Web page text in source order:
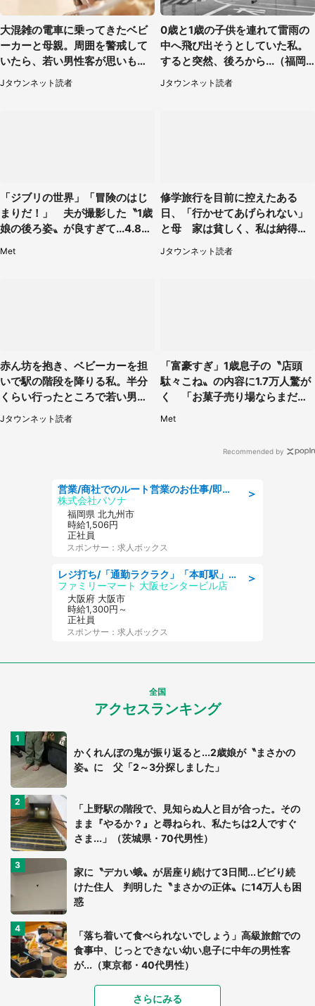
大混雑の電車に乗ってきたベビ
ーカーと母親。周囲を警戒して
いたら、若い男性客が思いもよ
らぬ行動に（東京都・50代女
性）
Jタウンネット読者
0歳と1歳の子供を連れて雷雨の
中へ飛び出そうとしていた私。
すると突然、後ろから...（福岡
県・30代女性）
Jタウンネット読者
「ジブリの世界」「冒険のはじ
まりだ！」 夫が撮影した〝1歳
娘の後ろ姿〟が良すぎて...4.8万
Met
修学旅行を目前に控えたある
日、「行かせてあげられない」
と母 家は貧しく、私は納得し
たけれど...（北海道・70代以上
女性）
Jタウンネット読者
赤ん坊を抱き、ベビーカーを担
いで駅の階段を降りる私。半分
くらい行ったところで若い男性
が...（埼玉県・50代女性）
Jタウンネット読者
「富豪すぎ」1歳息子の〝店頭
駄々こね〟の内容に1.7万人驚が
く 「お菓子売り場ならまだし
Met
Recommended by
＞
営業/商社でのルート営業のお仕事/即日勤務可/車通勤可/営業
株式会社パソナ
福岡県 北九州市
時給1,506円
正社員
スポンサー：求人ボックス
＞
レジ打ち/「通勤ラクラク」「本町駅」直結/店長が優しくて自己肯定感爆上がり/夜勤なし/オフィス街で治安良好/大阪府
ファミリーマート 大阪センタービル店
大阪府 大阪市
時給1,300円～
正社員
スポンサー：求人ボックス
全国
アクセスランキング
かくれんぼの鬼が振り返ると...2歳娘が〝まさかの
姿〟に 父「2～3分探しました」
「上野駅の階段で、見知らぬ人と目が合った。その
まま『やるか？』と尋ねられ、私たちは2人ですぐ
さま...」（茨城県・70代男性）
家に〝デカい蛾〟が居座り続けて3日間...ビビり続
けた住人 判明した〝まさかの正体〟に14万人も困
惑
「落ち着いて食べられないでしょう」高級旅館での
食事中、じっとできない幼い息子に中年の男性客
が...（東京都・40代男性）
「富豪すぎ」1歳息子の〝店頭駄々こね〟の内容に1.
さらにみる